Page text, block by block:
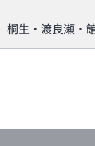
桐生・渡良瀬・